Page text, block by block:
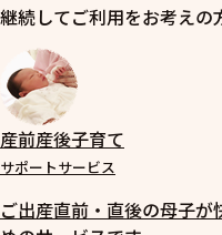
継続してご利用をお考えの
産前産後子育て
サポートサービス
ご出産直前・直後の母子